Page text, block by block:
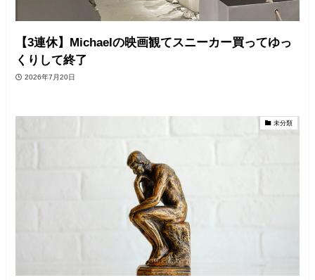
【3連休】Michaelの映画観てスニーカー買ってゆっ
くりして終了
2026年7月20日
未分類